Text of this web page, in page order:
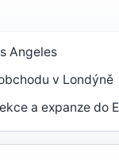
Angeles
v Londýně
a expanze do